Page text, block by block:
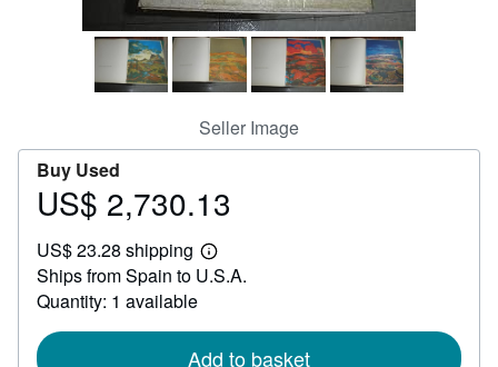
CLOSE
Seller Image
Buy Used
Price
2,730.13
US$ 2,730.13
US$ 23.28 shipping
Learn
more
Ships from Spain to U.S.A.
Quantity: 1 available
Add to basket